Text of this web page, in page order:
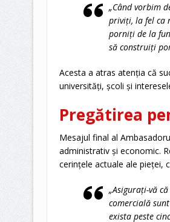
„Când vorbim
priviți, la fel ca
porniți de la
să construiți
Acesta a atras atenția că
universități, școli și
Pregătirea
Mesajul final al
administrativ și economic.
cerințele actuale ale pieței,
„Asigurați-vă
comercială
exista peste